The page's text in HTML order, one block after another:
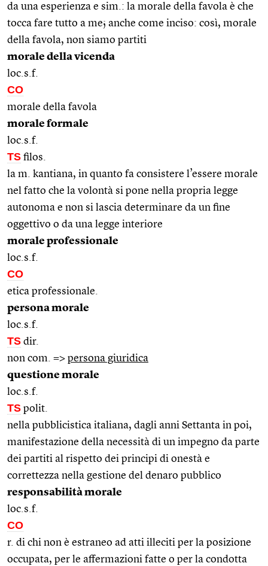
da una esperienza e sim.: la morale della favola è che
tocca fare tutto a me; anche come inciso: così, morale
della favola, non siamo partiti
morale della vicenda
loc.s.f.
CO
morale della favola
morale formale
loc.s.f.
TS filos.
la m. kantiana, in quanto fa consistere l’essere morale
nel fatto che la volontà si pone nella propria legge
autonoma e non si lascia determinare da un fine
oggettivo o da una legge interiore
morale professionale
loc.s.f.
CO
etica professionale.
persona morale
loc.s.f.
TS dir.
non com. => persona giuridica
questione morale
loc.s.f.
TS polit.
nella pubblicistica italiana, dagli anni Settanta in poi,
manifestazione della necessità di un impegno da parte
dei partiti al rispetto dei principi di onestà e
correttezza nella gestione del denaro pubblico
responsabilità morale
loc.s.f.
CO
r. di chi non è estraneo ad atti illeciti per la posizione
occupata, per le affermazioni fatte o per la condotta